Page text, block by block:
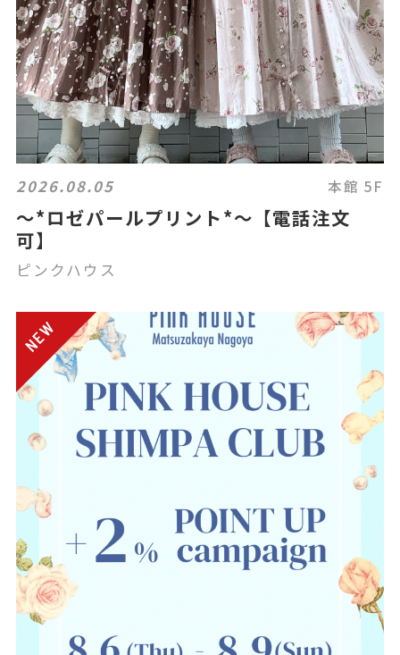
2026.08.05 本館 5F
〜*ロゼパールプリント*〜【電話注文
可】
ピンクハウス